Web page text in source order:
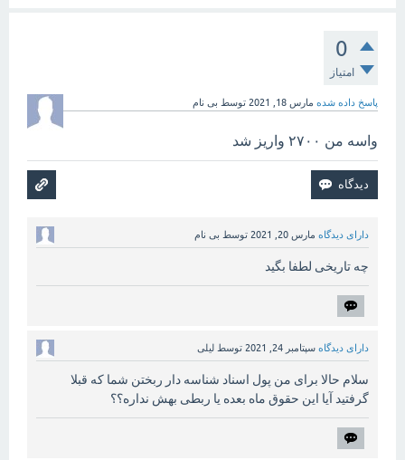
0
امتیاز
پاسخ داده شده مارس 18, 2021 توسط بی نام
واسه من ۲۷۰۰ واریز شد
دارای دیدگاه مارس 20, 2021 توسط بی نام
چه تاریخی لطفا بگید
دارای دیدگاه سپتامبر 24, 2021 توسط لیلی
سلام حالا برای من پول اسناد شناسه دار ربختن شما که قبلا
گرفتید آیا این حقوق ماه بعده یا ربطی بهش نداره؟؟